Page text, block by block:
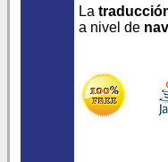
La
a nivel de